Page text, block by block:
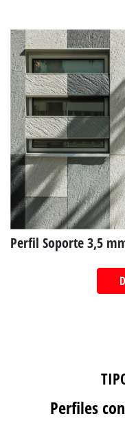
Perfil Soporte 3,5
Perfiles